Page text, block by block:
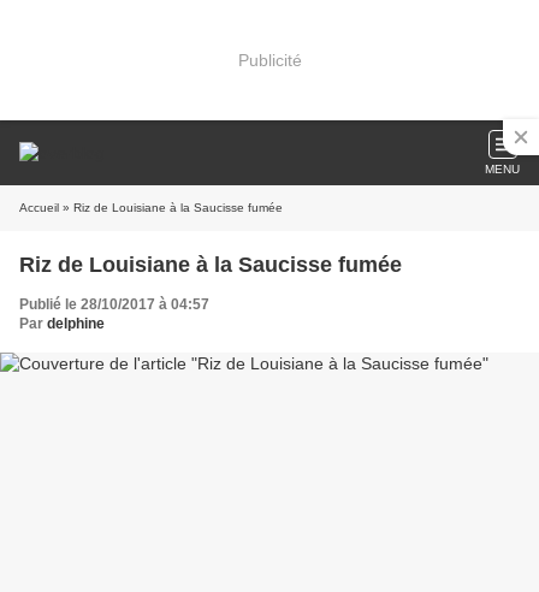
Publicité
MENU
Accueil » Riz de Louisiane à la Saucisse fumée
Riz de Louisiane à la Saucisse fumée
Publié le 28/10/2017 à 04:57
Par delphine